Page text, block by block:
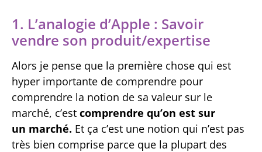
1. L’analogie d’Apple : Savoir
vendre son produit/expertise
Alors je pense que la première chose qui est
hyper importante de comprendre pour
comprendre la notion de sa valeur sur le
marché, c’est comprendre qu’on est sur
un marché. Et ça c’est une notion qui n’est pas
très bien comprise parce que la plupart des